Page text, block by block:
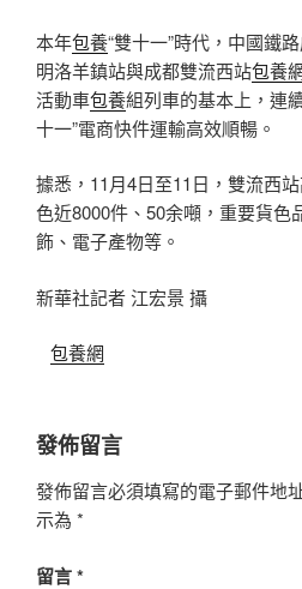
本年包養“雙十一”時代，中國鐵
明洛羊鎮站與成都雙流西站包養
活動車包養組列車的基本上，連
十一”電商快件運輸高效順暢。
據悉，11月4日至11日，雙流西
色近8000件、50余噸，重要貨色
飾、電子產物等。
新華社記者 江宏景 攝
包養網
發佈留言
發佈留言必須填寫的電子郵件地
示為 *
留言*